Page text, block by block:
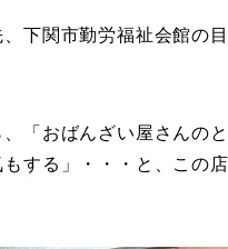
下関市勤労福祉会館の
「おばんざい屋さんの
もする」・・・と、この